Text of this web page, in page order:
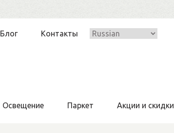
Блог Контакты
Освещение Паркет Акции и скидки